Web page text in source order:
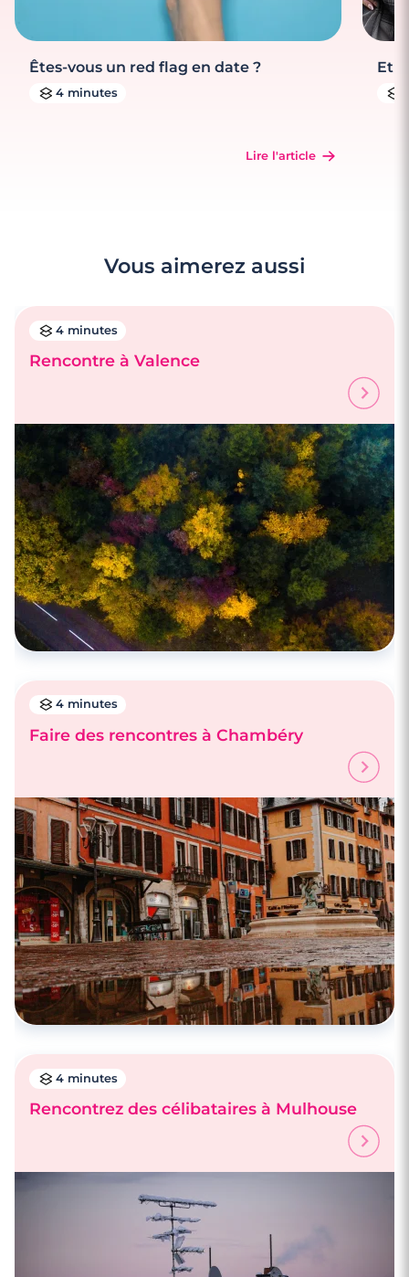
Êtes-vous un red flag en date ?
4 minutes
Lire l'article
Et
Vous aimerez aussi
4 minutes
Rencontre à Valence
4 minutes
Faire des rencontres à Chambéry
4 minutes
Rencontrez des célibataires à Mulhouse